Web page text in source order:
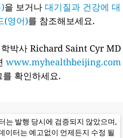
을 보거나 대기질과 건강에 대
(영어)를 참조해보세요.
박사 Richard Saint Cyr MD
www.myhealthbeijing.com
를 확인하세요.
는 발행 당시에 검증되지 않았으며,
이터는 예고없이 언제든지 수정 될